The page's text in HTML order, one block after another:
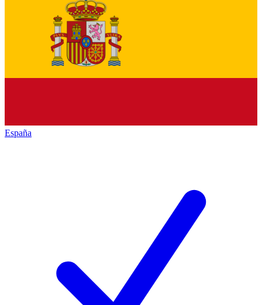
España